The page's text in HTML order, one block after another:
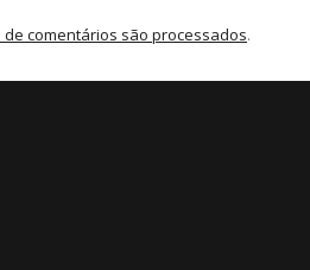
comentários são processados.